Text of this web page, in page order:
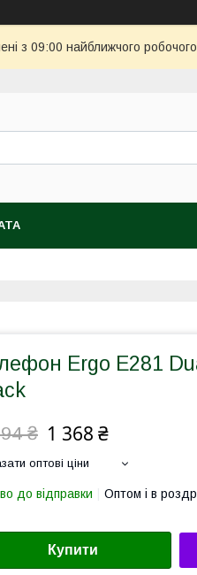
з 09:00 найближчого
Ergo E281
₴ 1 368 ₴
оптові ціни
до відправки Оптом і в
Купити